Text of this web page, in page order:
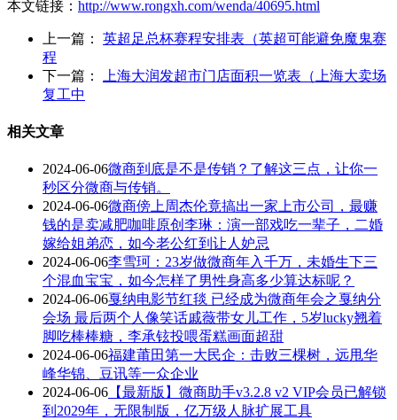
本文链接： http://www.rongxh.com/wenda/40695.html
上一篇： 英超足总杯赛程安排表（英超可能避免魔鬼赛
程
下一篇：
上海大润发超市门店面积一览表（上海大卖场
复工中
相关文章
2024-06-06微商到底是不是传销？了解这三点，让你一
秒区分微商与传销。
2024-06-06微商傍上周杰伦竟搞出一家上市公司，最赚
钱的是卖减肥咖啡原创李琳：演一部戏吃一辈子，二婚
嫁给姐弟恋，如今老公红到让人妒忌
2024-06-06李雪珂：23岁做微商年入千万，未婚生下三
个混血宝宝，如今怎样了男性身高多少算达标呢？
2024-06-06戛纳电影节红毯 已经成为微商年会之戛纳分
会场 最后两个人像笑话戚薇带女儿工作，5岁lucky翘着
脚吃棒棒糖，李承铉投喂蛋糕画面超甜
2024-06-06福建莆田第一大民企：击败三棵树，远甩华
峰华锦、豆讯等一众企业
2024-06-06 【最新版】微商助手v3.2.8 v2 VIP会员已解锁
到2029年，无限制版，亿万级人脉扩展工具